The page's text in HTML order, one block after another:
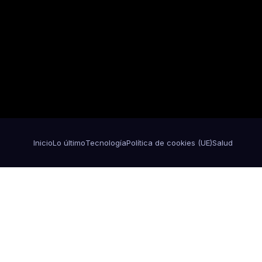
InicioLo últimoTecnologíaPolítica de cookies (UE)Salud